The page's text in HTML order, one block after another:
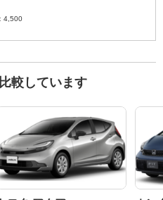
4,500
較しています